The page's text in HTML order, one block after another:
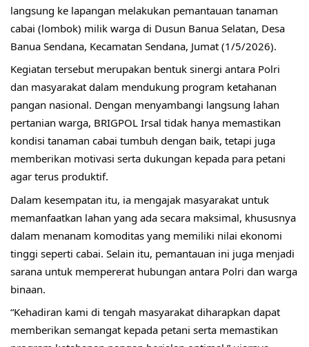
langsung ke lapangan melakukan pemantauan tanaman
cabai (lombok) milik warga di Dusun Banua Selatan, Desa
Banua Sendana, Kecamatan Sendana, Jumat (1/5/2026).
Kegiatan tersebut merupakan bentuk sinergi antara Polri
dan masyarakat dalam mendukung program ketahanan
pangan nasional. Dengan menyambangi langsung lahan
pertanian warga, BRIGPOL Irsal tidak hanya memastikan
kondisi tanaman cabai tumbuh dengan baik, tetapi juga
memberikan motivasi serta dukungan kepada para petani
agar terus produktif.
Dalam kesempatan itu, ia mengajak masyarakat untuk
memanfaatkan lahan yang ada secara maksimal, khususnya
dalam menanam komoditas yang memiliki nilai ekonomi
tinggi seperti cabai. Selain itu, pemantauan ini juga menjadi
sarana untuk mempererat hubungan antara Polri dan warga
binaan.
“Kehadiran kami di tengah masyarakat diharapkan dapat
memberikan semangat kepada petani serta memastikan